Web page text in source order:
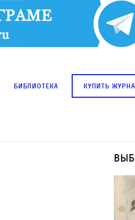
Библиотека купить